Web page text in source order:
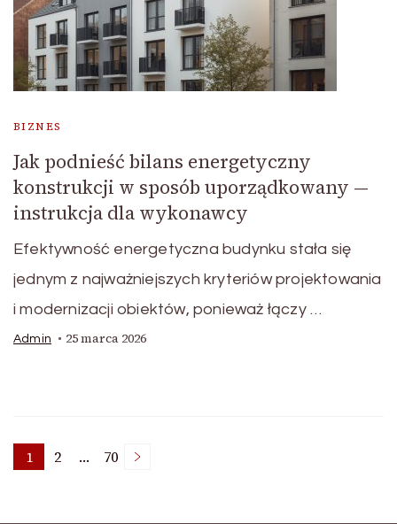
BIZNES
Jak podnieść bilans energetyczny
konstrukcji w sposób uporządkowany —
instrukcja dla wykonawcy
Efektywność energetyczna budynku stała się
jednym z najważniejszych kryteriów projektowania
i modernizacji obiektów, ponieważ łączy …
Admin 25 marca 2026
Stronicowanie
Strona
1 Strona
2 … Strona
70